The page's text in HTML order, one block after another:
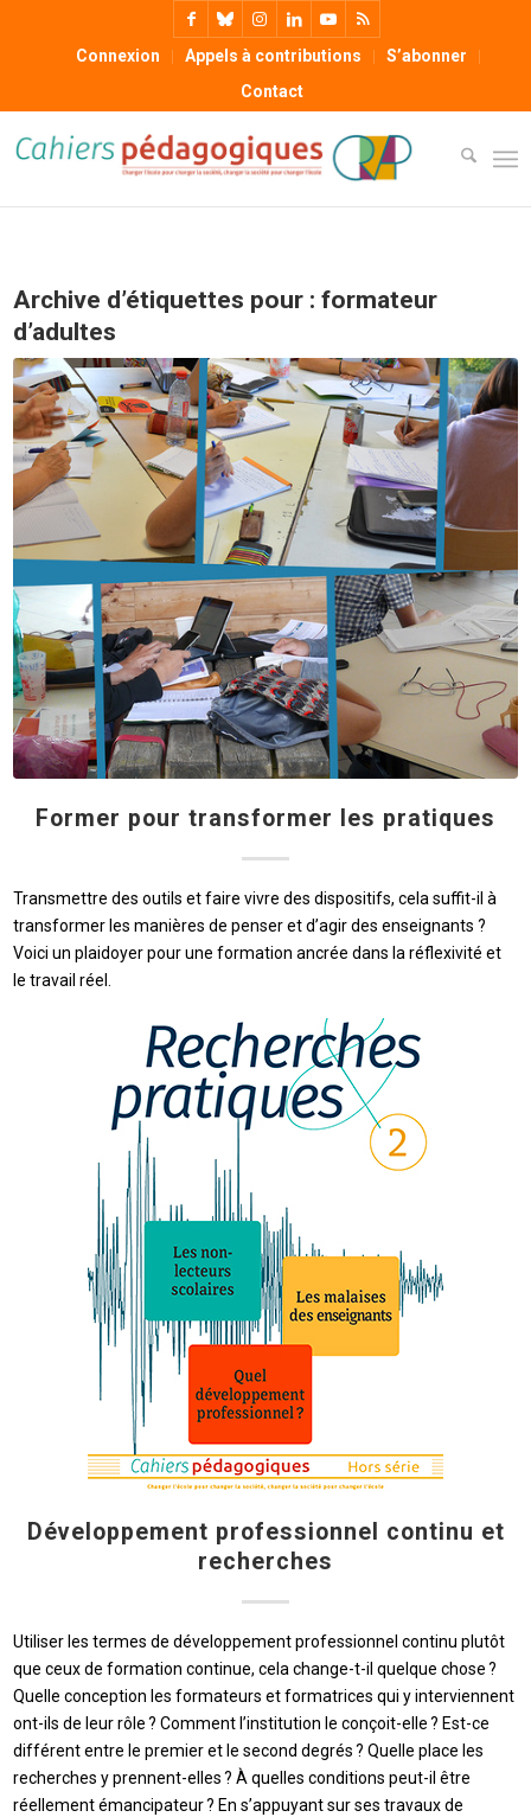
Connexion Appels à contributions
S’abonner
Contact
Archive d’étiquettes pour :formateur
d’adultes
Former pour transformer les pratiques
Transmettre des outils et faire vivre des dispositifs, cela suffit-il à
transformer les manières de penser et d’agir des enseignants ?
Voici un plaidoyer pour une formation ancrée dans la réflexivité et
le travail réel.
Développement professionnel continu et
recherches
Utiliser les termes de développement professionnel continu plutôt
que ceux de formation continue, cela change-t-il quelque chose ?
Quelle conception les formateurs et formatrices qui y interviennent
ont-ils de leur rôle ? Comment l’institution le conçoit-elle ? Est-ce
différent entre le premier et le second degrés ? Quelle place les
recherches y prennent-elles ? À quelles conditions peut-il être
réellement émancipateur ? En s’appuyant sur ses travaux de